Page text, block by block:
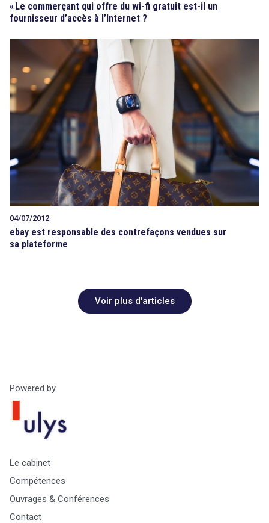
«Le commerçant qui offre du wi-fi gratuit est-il un
fournisseur d’accès à l’Internet ?
04/07/2012
ebay est responsable des contrefaçons vendues sur
sa plateforme
Voir plus d'articles
Powered by
Le cabinet
Compétences
Ouvrages & Conférences
Contact